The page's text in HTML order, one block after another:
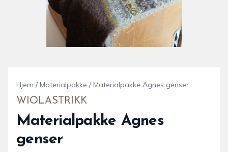
Hjem / Materialpakke / Materialpakke Agnes genser
WIOLASTRIKK
Materialpakke Agnes
genser